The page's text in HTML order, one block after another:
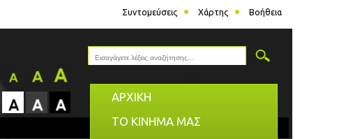
Συντομεύσεις Χάρτης Βοήθεια
ΑΡΧΙΚΗ
ΤΟ ΚΙΝΗΜΑ ΜΑΣ